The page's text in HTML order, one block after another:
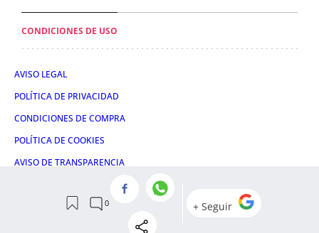
CONDICIONES DE USO
AVISO LEGAL
POLÍTICA DE PRIVACIDAD
CONDICIONES DE COMPRA
POLÍTICA DE COOKIES
AVISO DE TRANSPARENCIA